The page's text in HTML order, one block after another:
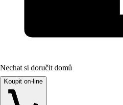
Nechat si doručit domů
Koupit on-line